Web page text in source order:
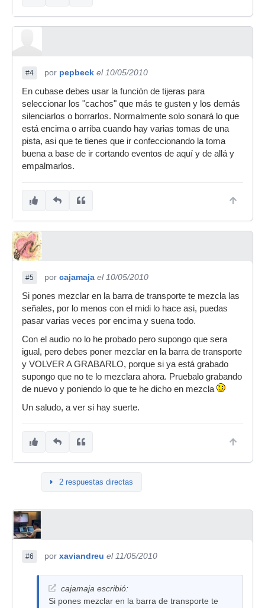
#4 por pepbeck el 10/05/2010
En cubase debes usar la función de tijeras para
seleccionar los "cachos" que más te gusten y los demás
silenciarlos o borrarlos. Normalmente solo sonará lo que
está encima o arriba cuando hay varias tomas de una
pista, asi que te tienes que ir confeccionando la toma
buena a base de ir cortando eventos de aquí y de allá y
empalmarlos.
#5 por cajamaja el 10/05/2010
Si pones mezclar en la barra de transporte te mezcla las
señales, por lo menos con el midi lo hace asi, puedas
pasar varias veces por encima y suena todo.
Con el audio no lo he probado pero supongo que sera
igual, pero debes poner mezclar en la barra de transporte
y VOLVER A GRABARLO, porque si ya está grabado
supongo que no te lo mezclara ahora. Pruebalo grabando
de nuevo y poniendo lo que te he dicho en mezcla
Un saludo, a ver si hay suerte.
2 respuestas directas
#6 por xaviandreu el 11/05/2010
cajamaja escribió:
Si pones mezclar en la barra de transporte te